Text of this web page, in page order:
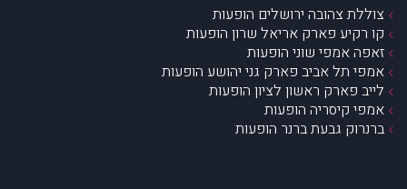
צוללת צהובה ירושלים הופעות
קו רקיע פארק אריאל שרון הופעות
זאפה אמפי שוני הופעות
אמפי תל אביב פארק גני יהושע הופעות
לייב פארק ראשון לציון הופעות
אמפי קיסריה הופעות
ברנרוק גבעת ברנר הופעות